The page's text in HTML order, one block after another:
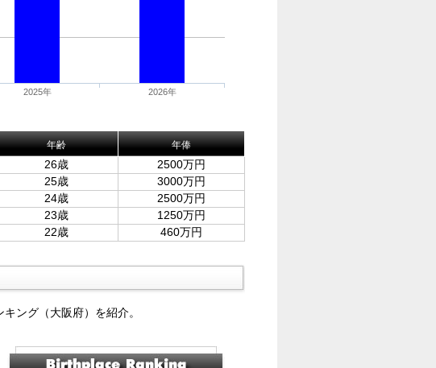
2025年 2026年
年齢 年俸
26歳
2500万円
25歳
3000万円
24歳
2500万円
23歳
1250万円
22歳 460万円
ング（大阪府）を紹介。